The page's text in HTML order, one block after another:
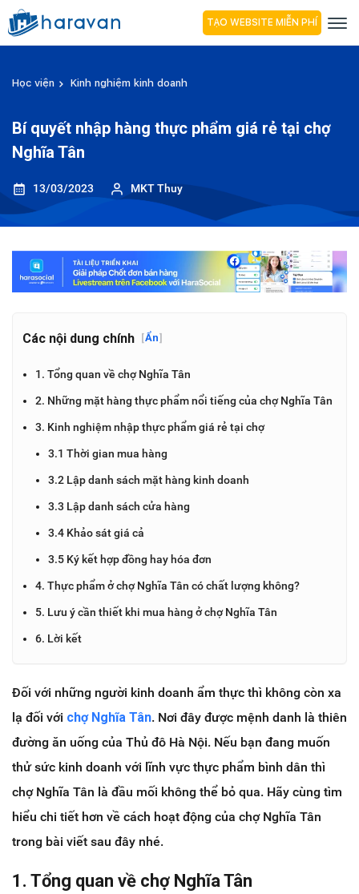
TẠO WEBSITE MIỄN PHÍ
Học viện Kinh nghiệm kinh doanh
Bí quyết nhập hàng thực phẩm giá rẻ tại chợ
Nghĩa Tân
13/03/2023 MKT Thuy
Các nội dung chính [Ẩn]
1. Tổng quan về chợ Nghĩa Tân
2. Những mặt hàng thực phẩm nổi tiếng của chợ Nghĩa Tân
3. Kinh nghiệm nhập thực phẩm giá rẻ tại chợ
3.1 Thời gian mua hàng
3.2 Lập danh sách mặt hàng kinh doanh
3.3 Lập danh sách cửa hàng
3.4 Khảo sát giá cả
3.5 Ký kết hợp đồng hay hóa đơn
4. Thực phẩm ở chợ Nghĩa Tân có chất lượng không?
5. Lưu ý cần thiết khi mua hàng ở chợ Nghĩa Tân
6. Lời kết
Đối với những người kinh doanh ẩm thực thì không còn xa
lạ đối với chợ Nghĩa Tân. Nơi đây được mệnh danh là thiên
đường ăn uống của Thủ đô Hà Nội. Nếu bạn đang muốn
thử sức kinh doanh với lĩnh vực thực phẩm bình dân thì
chợ Nghĩa Tân là đầu mối không thể bỏ qua. Hãy cùng tìm
hiểu chi tiết hơn về cách hoạt động của chợ Nghĩa Tân
trong bài viết sau đây nhé.
1. Tổng quan về chợ Nghĩa Tân